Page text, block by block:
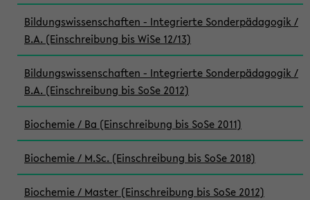
Bildungswissenschaften - Integrierte Sonderpädagogik /
B.A. (Einschreibung bis WiSe 12/13)
Bildungswissenschaften - Integrierte Sonderpädagogik /
B.A. (Einschreibung bis SoSe 2012)
Biochemie / Ba (Einschreibung bis SoSe 2011)
Biochemie / M.Sc. (Einschreibung bis SoSe 2018)
Biochemie / Master (Einschreibung bis SoSe 2012)